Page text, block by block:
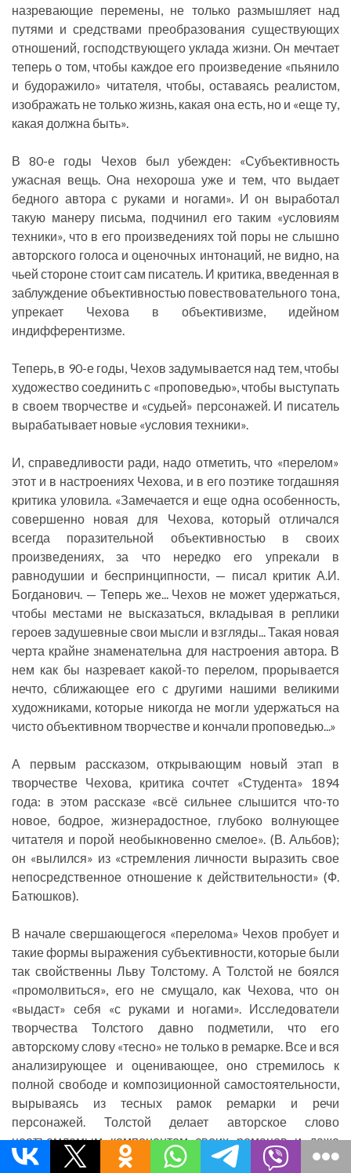
назревающие перемены, не только размышляет над
путями и средствами преобразования существующих
отношений, господствующего уклада жизни. Он мечтает
теперь о том, чтобы каждое его произведение «пьянило
и будоражило» читателя, чтобы, оставаясь реалистом,
изображать не только жизнь, какая она есть, но и «еще ту,
какая должна быть».
В 80-е годы Чехов был убежден: «Субъективность
ужасная вещь. Она нехороша уже и тем, что выдает
бедного автора с руками и ногами». И он выработал
такую манеру письма, подчинил его таким «условиям
техники», что в его произведениях той поры не слышно
авторского голоса и оценочных интонаций, не видно, на
чьей стороне стоит сам писатель. И критика, введенная в
заблуждение объективностью повествовательного тона,
упрекает Чехова в объективизме, идейном
индифферентизме.
Теперь, в 90-е годы, Чехов задумывается над тем, чтобы
художество соединить с «проповедью», чтобы выступать
в своем творчестве и «судьей» персонажей. И писатель
вырабатывает новые «условия техники».
И, справедливости ради, надо отметить, что «перелом»
этот и в настроениях Чехова, и в его поэтике тогдашняя
критика уловила. «Замечается и еще одна особенность,
совершенно новая для Чехова, который отличался
всегда поразительной объективностью в своих
произведениях, за что нередко его упрекали в
равнодушии и беспринципности, — писал критик А.И.
Богданович. — Теперь же... Чехов не может удержаться,
чтобы местами не высказаться, вкладывая в реплики
героев задушевные свои мысли и взгляды... Такая новая
черта крайне знаменательна для настроения автора. В
нем как бы назревает какой-то перелом, прорывается
нечто, сближающее его с другими нашими великими
художниками, которые никогда не могли удержаться на
чисто объективном творчестве и кончали проповедью...»
А первым рассказом, открывающим новый этап в
творчестве Чехова, критика сочтет «Студента» 1894
года: в этом рассказе «всё сильнее слышится что-то
новое, бодрое, жизнерадостное, глубоко волнующее
читателя и порой необыкновенно смелое». (В. Альбов);
он «вылился» из «стремления личности выразить свое
непосредственное отношение к действительности» (Ф.
Батюшков).
В начале свершающегося «перелома» Чехов пробует и
такие формы выражения субъективности, которые были
так свойственны Льву Толстому. А Толстой не боялся
«промолвиться», его не смущало, как Чехова, что он
«выдаст» себя «с руками и ногами». Исследователи
творчества Толстого давно подметили, что его
авторскому слову «тесно» не только в ремарке. Все и вся
анализирующее и оценивающее, оно стремилось к
полной свободе и композиционной самостоятельности,
вырываясь из тесных рамок ремарки и речи
персонажей. Толстой делает авторское слово
неотъемлемым компонентом своих романов и даже
пьес. Уже в «Войне и мире» он обращается к таким